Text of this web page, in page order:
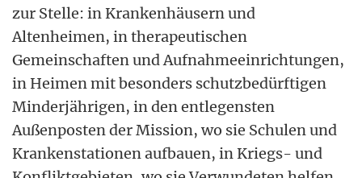
zur Stelle: in Krankenhäusern und
Altenheimen, in therapeutischen
Gemeinschaften und Aufnahmeeinrichtungen,
in Heimen mit besonders schutzbedürftigen
Minderjährigen, in den entlegensten
Außenposten der Mission, wo sie Schulen und
Krankenstationen aufbauen, in Kriegs- und